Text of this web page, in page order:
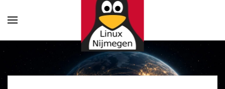
Terug naar hoofdinhoud